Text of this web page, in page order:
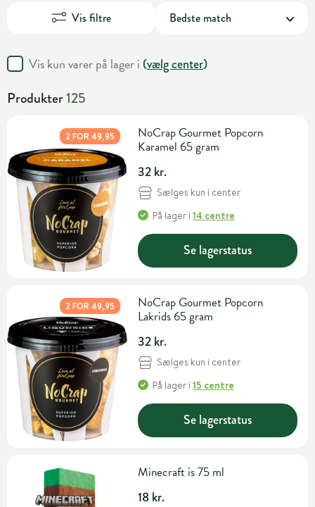
Vis filtre
Vis kun varer på lager i (vælg center)
Produkter125
2 FOR 49,95
NoCrap Gourmet Popcorn
Karamel 65 gram
32 kr.
Sælges kun i center
På lager i14 centre
Se lagerstatus
2 FOR 49,95
NoCrap Gourmet Popcorn
Lakrids 65 gram
32 kr.
Sælges kun i center
På lager i15 centre
Se lagerstatus
Minecraft is 75 ml
18 kr.